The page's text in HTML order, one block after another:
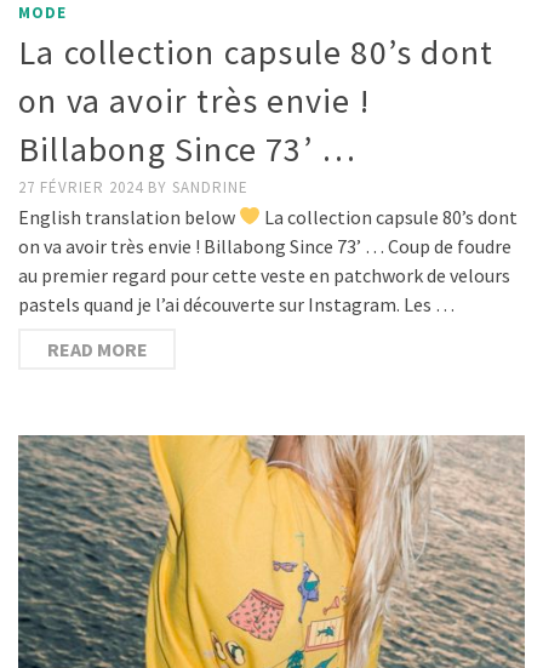
MODE
La collection capsule 80’s dont
on va avoir très envie !
Billabong Since 73’ …
27 FÉVRIER 2024 BY SANDRINE
English translation below
La collection capsule 80’s dont
on va avoir très envie ! Billabong Since 73’ … Coup de foudre
au premier regard pour cette veste en patchwork de velours
pastels quand je l’ai découverte sur Instagram. Les …
READ MORE